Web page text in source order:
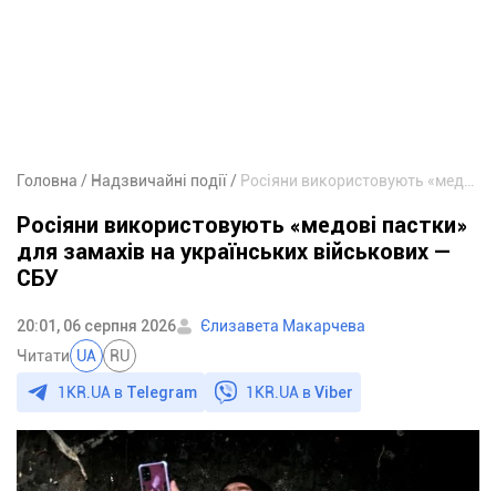
Головна Надзвичайні події Росіяни використовують «медові пастки» для замахів на українських військових — СБУ
Росіяни використовують «медові пастки»
для замахів на українських військових —
СБУ
20:01, 06 серпня 2026
Єлизавета Макарчева
Читати UA RU
1KR.UA в Telegram 1KR.UA вViber